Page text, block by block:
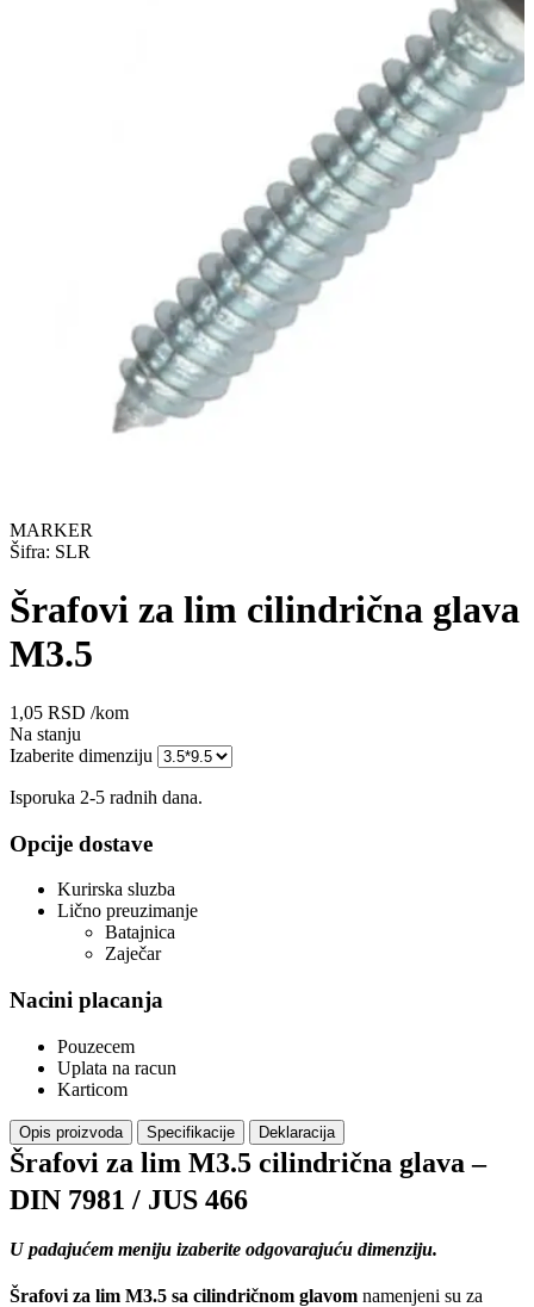
MARKER
Šifra: SLR
Šrafovi za lim cilindrična glava
M3.5
1,05 RSD /kom
Na stanju
Izaberite dimenziju
Isporuka 2-5 radnih dana.
Opcije dostave
Kurirska sluzba
Lično preuzimanje
Batajnica
Zaječar
Nacini placanja
Pouzecem
Uplata na racun
Karticom
Opis proizvoda Specifikacije Deklaracija
Šrafovi za lim M3.5 cilindrična glava –
DIN 7981 / JUS 466
U padajućem meniju izaberite odgovarajuću dimenziju.
Šrafovi za lim M3.5 sa cilindričnom glavom namenjeni su za